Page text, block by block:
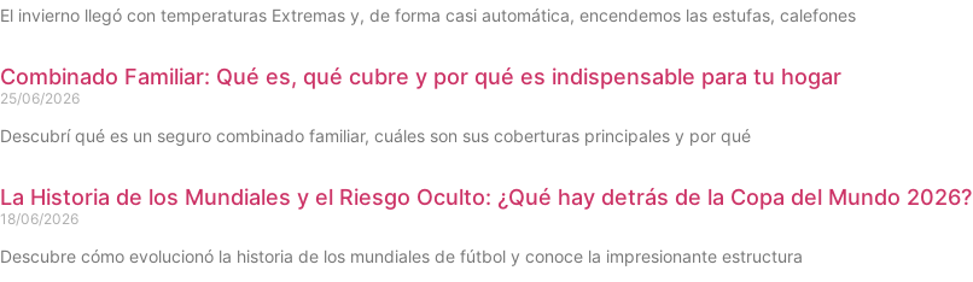
El invierno llegó con temperaturas Extremas y, de forma casi automática, encendemos las estufas, calefones
Combinado Familiar: Qué es, qué cubre y por qué es indispensable para tu hogar
25/06/2026
Descubrí qué es un seguro combinado familiar, cuáles son sus coberturas principales y por qué
La Historia de los Mundiales y el Riesgo Oculto: ¿Qué hay detrás de la Copa del Mundo 2026?
18/06/2026
Descubre cómo evolucionó la historia de los mundiales de fútbol y conoce la impresionante estructura